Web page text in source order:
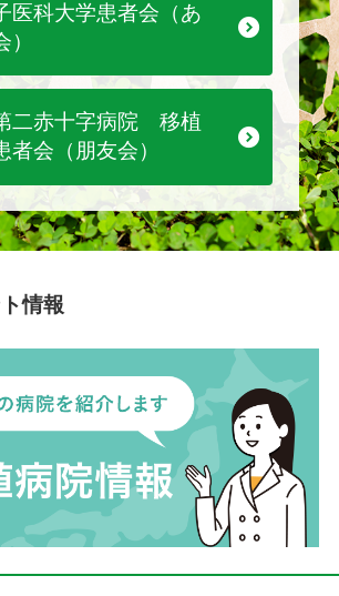
医科大学患者会（あ
二赤十字病院 移植
会（朋友会）
情報